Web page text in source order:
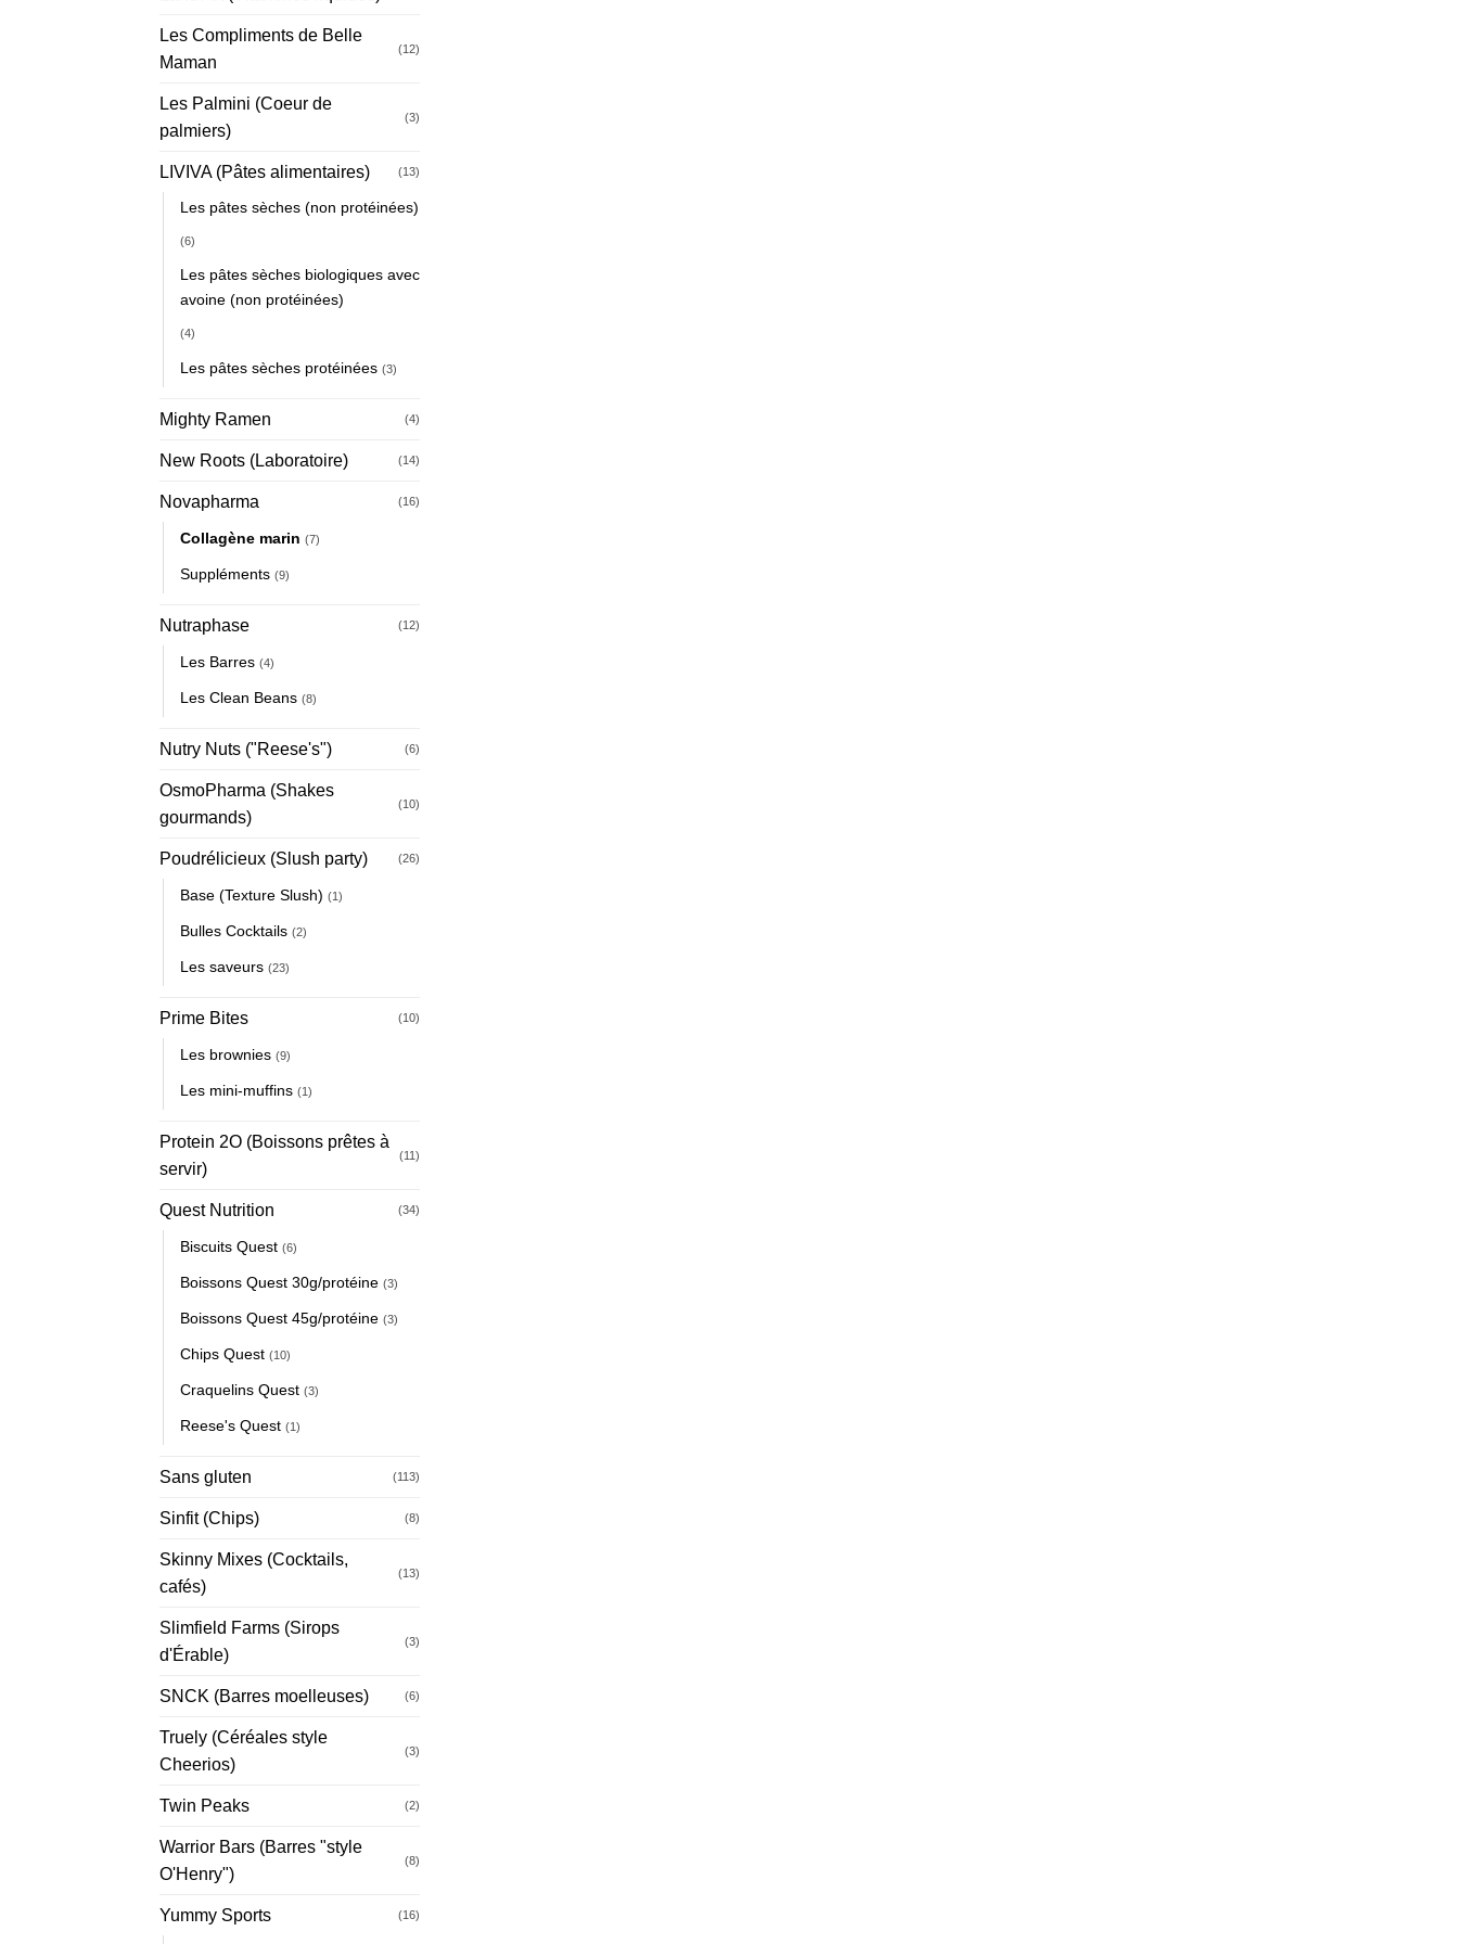
Les Compliments de Belle
Maman
(12)
Les Palmini (Coeur de
palmiers)
(3)
LIVIVA (Pâtes alimentaires) (13)
Les pâtes sèches (non protéinées)
(6)
Les pâtes sèches biologiques avec
avoine (non protéinées)
(4)
Les pâtes sèches protéinées (3)
Mighty Ramen (4)
New Roots (Laboratoire) (14)
Novapharma (16)
Collagène marin (7)
Suppléments (9)
Nutraphase (12)
Les Barres (4)
Les Clean Beans (8)
Nutry Nuts ("Reese's") (6)
OsmoPharma (Shakes
gourmands)
(10)
Poudrélicieux (Slush party) (26)
Base (Texture Slush) (1)
Bulles Cocktails (2)
Les saveurs (23)
Prime Bites (10)
Les brownies (9)
Les mini-muffins (1)
Protein 2O (Boissons prêtes à
servir)
(11)
Quest Nutrition (34)
Biscuits Quest (6)
Boissons Quest 30g/protéine (3)
Boissons Quest 45g/protéine (3)
Chips Quest (10)
Craquelins Quest (3)
Reese's Quest (1)
Sans gluten (113)
Sinfit (Chips) (8)
Skinny Mixes (Cocktails,
cafés)
(13)
Slimfield Farms (Sirops
d'Érable)
(3)
SNCK (Barres moelleuses) (6)
Truely (Céréales style
Cheerios)
(3)
Twin Peaks (2)
Warrior Bars (Barres "style
O'Henry")
(8)
Yummy Sports (16)